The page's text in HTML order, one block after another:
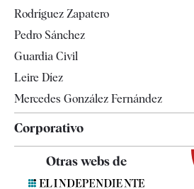
Televisión
Rodríguez Zapatero
Pedro Sánchez
Guardia Civil
Leire Díez
Mercedes González Fernández
Corporativo
Otras webs de